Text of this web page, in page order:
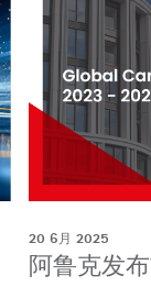
20 6月 2025
阿鲁克发